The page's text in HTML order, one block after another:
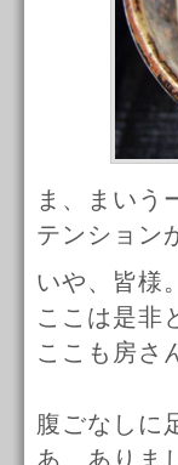
ま、まいう
テンション
いや、皆様。
ここは是非
ここも房さ
腹ごなしに
あ、ありま